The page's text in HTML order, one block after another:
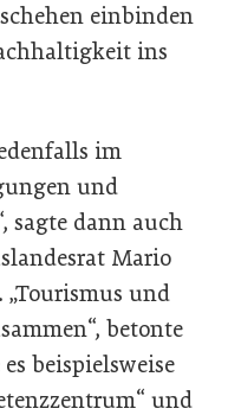
einbinden
ins
im
und
sagte dann auch
Mario
und
betonte
beispielsweise
und